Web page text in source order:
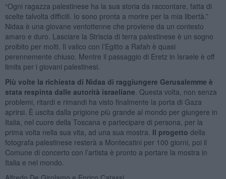
“Ogni ragazza palestinese ha la sua storia da raccontare, fatta di
scelte talvolta difficili. Io sono pronta a morire per la mia libertà.”
Nidaa è una giovane ventottenne che proviene da un contesto
amaro e duro. Lasciare la Striscia di terra palestinese è un sogno
proibito per molti. Il valico con l’Egitto a Rafah è quasi
perennemente chiuso. Mentre il passaggio di Eretz in Israele è off
limits per i giovani palestinesi.
Più volte la richiesta di Nidaa di raggiungere Gerusalemme è
stata respinta dalle autorità israeliane . Questa volta, non senza
problemi, ritardi e rimandi ha visto finalmente la porta di Gaza
aprirsi. È uscita dalla prigione più grande al mondo per giungere in
Italia, nel cuore della Toscana e partecipare di persona, per la
prima volta nella sua vita, ad una sua mostra. Il progetto della
fotografa palestinese resterà a Montecatini per 100 giorni, poi il
Comune di concerto con l’artista è pronto a portare la mostra in
Italia e nel mondo.